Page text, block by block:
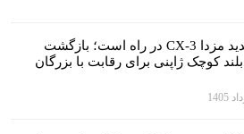
نسل جدید مزدا CX-3 در راه است؛ بازگشت
کوچک ژاپنی برای رقابت با بزرگان